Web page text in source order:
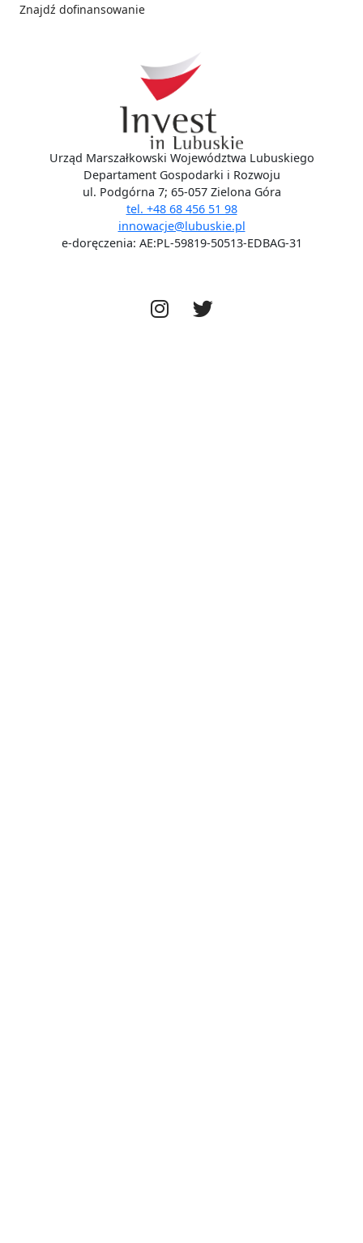
Znajdź dofinansowanie
Urząd Marszałkowski Województwa Lubuskiego
Departament Gospodarki i Rozwoju
ul. Podgórna 7; 65-057 Zielona Góra
tel. +48 68 456 51 98
innowacje@lubuskie.pl
e-doręczenia: AE:PL-59819-50513-EDBAG-31